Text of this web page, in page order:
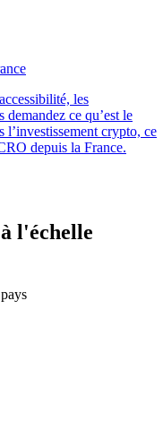
les
ce qu’est le
crypto, ce
depuis la France.
l'échelle